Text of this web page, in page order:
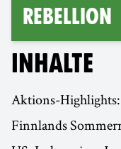
Rebellion
INHALTE
Aktions-
Finnlands